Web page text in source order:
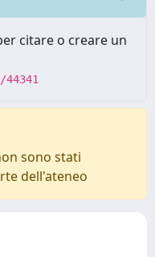
citare o creare un
sono stati
dell'ateneo